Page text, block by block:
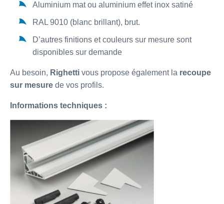
Aluminium mat ou aluminium effet inox satiné
RAL 9010 (blanc brillant), brut.
D’autres finitions et couleurs sur mesure sont
disponibles sur demande
Au besoin, Righetti vous propose également la recoupe
sur mesure de vos profils.
Informations techniques :